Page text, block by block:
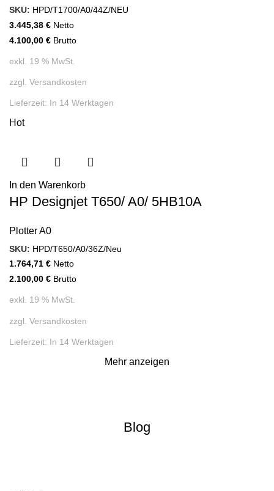
SKU: HPD/T1700/A0/44Z/NEU
3.445,38 € Netto
4.100,00 € Brutto
exkl. 19 % MwSt.
zzgl. Versandkosten
Lieferzeit: In 14 Werktagen
Hot
In den Warenkorb
HP Designjet T650/ A0/ 5HB10A
Plotter A0
SKU: HPD/T650/A0/36Z/Neu
1.764,71 € Netto
2.100,00 € Brutto
exkl. 19 % MwSt.
zzgl. Versandkosten
Lieferzeit: In 14 Werktagen
Mehr anzeigen
Blog